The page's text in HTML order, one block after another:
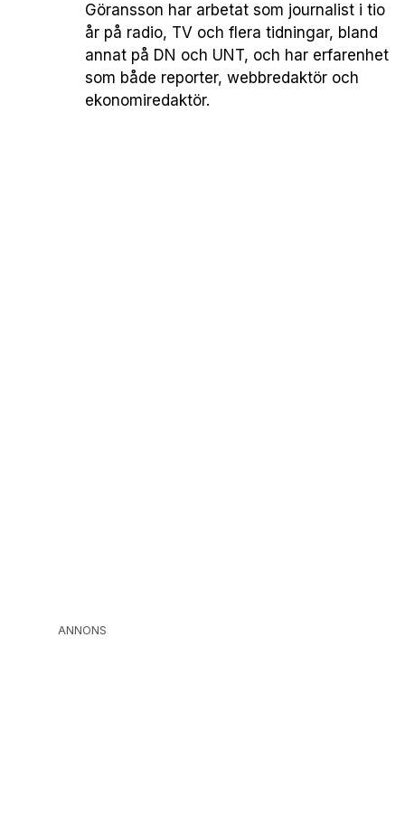
Göransson har arbetat som journalist i tio
år på radio, TV och flera tidningar, bland
annat på DN och UNT, och har erfarenhet
som både reporter, webbredaktör och
ekonomiredaktör.
ANNONS